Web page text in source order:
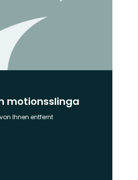
motionsslinga
Ihnen entfernt